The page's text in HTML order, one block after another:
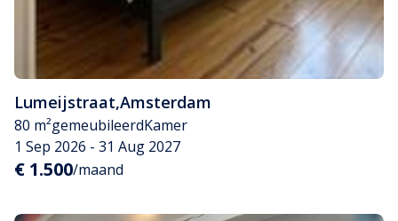
Lumeijstraat,Amsterdam
80 m²gemeubileerdKamer
1 Sep 2026 - 31 Aug 2027
€ 1.500/maand